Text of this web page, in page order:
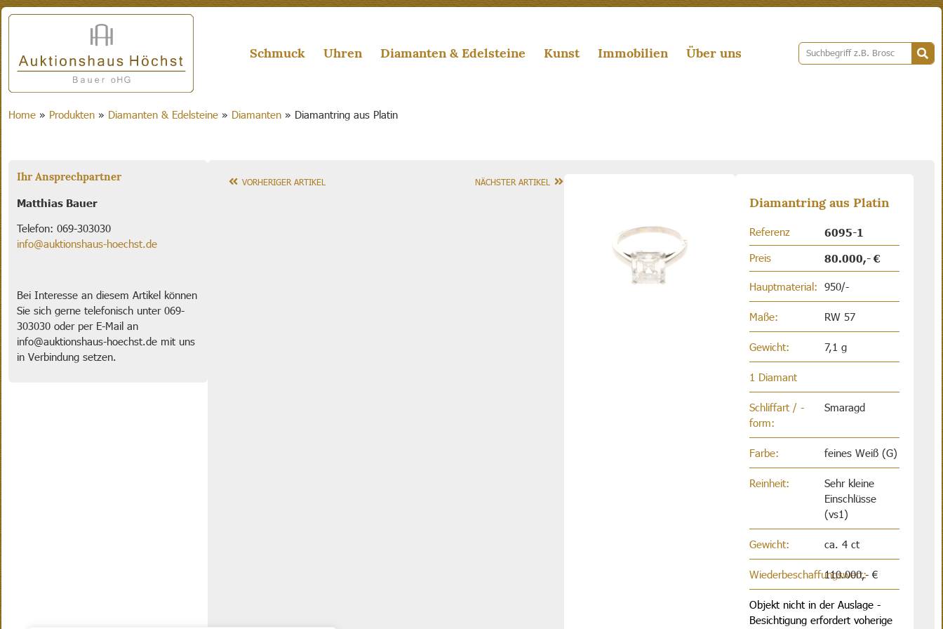
Schmuck Uhren Diamanten & Edelsteine Kunst Immobilien Über uns
Home » Produkten » Diamanten & Edelsteine » Diamanten » Diamantring aus Platin
Ihr Ansprechpartner
Matthias Bauer
Telefon: 069-303030
info@auktionshaus-hoechst.de
Bei Interesse an diesem Artikel können
Sie sich gerne telefonisch unter 069-
303030 oder per E-Mail an
info@auktionshaus-hoechst.de mit uns
in Verbindung setzen.
VORHERIGER ARTIKEL NÄCHSTER ARTIKEL
Diamantring aus Platin
Referenz 6095-1
Preis 80.000,- €
Hauptmaterial: 950/-
Maße: RW 57
Gewicht: 7,1 g
1 Diamant
Schliffart / -
form:
Smaragd
Farbe: feines Weiß (G)
Reinheit:
Sehr kleine
Einschlüsse
(vs1)
Gewicht: ca. 4 ct
Wiederbeschaffungswert:
110.000,- €
Objekt nicht in der Auslage -
Besichtigung erfordert voherige